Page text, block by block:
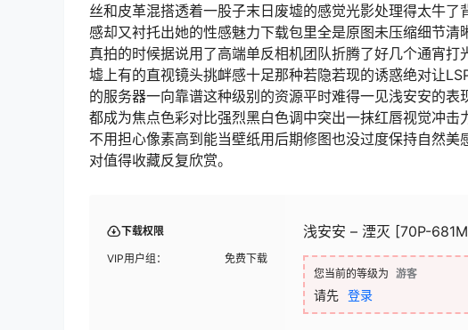
丝和皮革混搭透着一股子末日废墟的感觉光影处理得太牛
感却又衬托出她的性感魅力下载包里全是原图未压缩细节
真拍的时候据说用了高端单反相机团队折腾了好几个通宵
墟上有的直视镜头挑衅感十足那种若隐若现的诱惑绝对让
的服务器一向靠谱这种级别的资源平时难得一见浅安安的
都成为焦点色彩对比强烈黑白色调中突出一抹红唇视觉冲
不用担心像素高到能当壁纸用后期修图也没过度保持自然
对值得收藏反复欣赏。
下载权限
VIP用户组： 免费下载
浅安安 – 湮灭 [70P-
您当前的等级为 游客
请先 登录